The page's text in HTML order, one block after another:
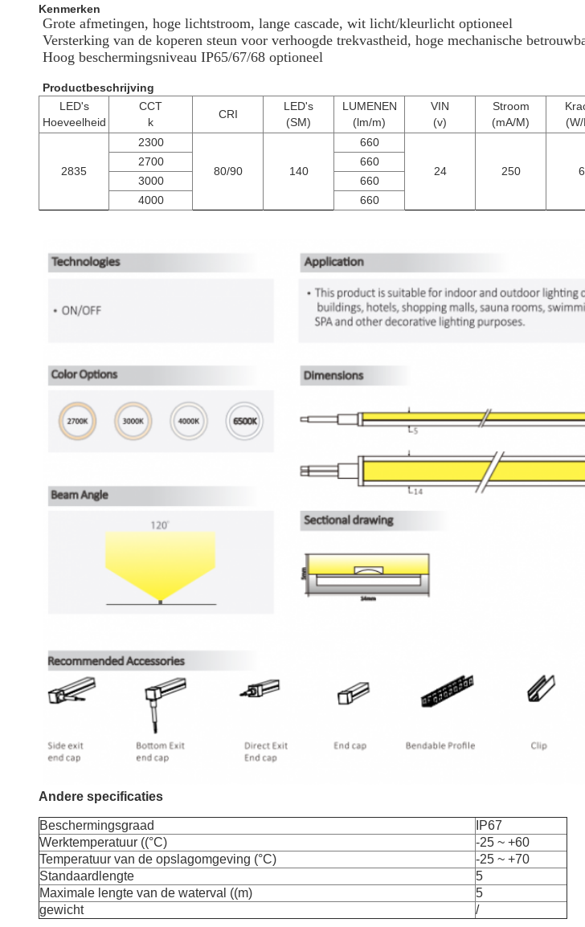
Kenmerken
Grote afmetingen, hoge lichtstroom, lange cascade, wit licht/kleurlicht optioneel
Versterking van de koperen steun voor verhoogde trekvastheid, hoge mechanische
Hoog beschermingsniveau IP65/67/68 optioneel
Productbeschrijving
LED's
Hoeveelheid
CCT
k
CRI
LED's
(SM)
LUMENEN
(lm/m)
VIN
(v)
Stroom
(mA/M)
2835
2300
80/90 140
660
24 250 6
2700
660
3000
660
4000
660
Andere specificaties
Beschermingsgraad
IP67
Werktemperatuur ((°C)
-25 ~ +60
Temperatuur van de opslagomgeving (°C)
-25 ~ +70
Standaardlengte
5
Maximale lengte van de waterval ((m)
5
gewicht
/